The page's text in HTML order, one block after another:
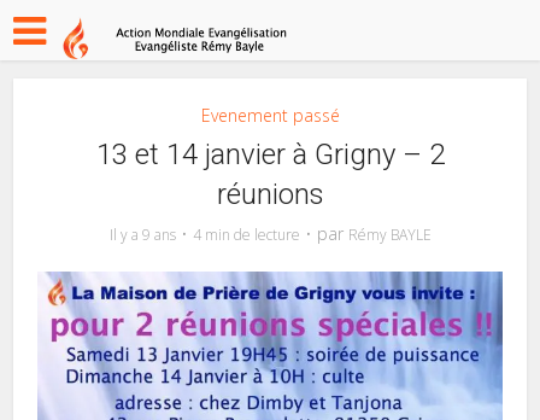
Evenement passé
13 et 14 janvier à Grigny – 2
réunions
Il y a 9 ans 4 min de lecture par Rémy BAYLE